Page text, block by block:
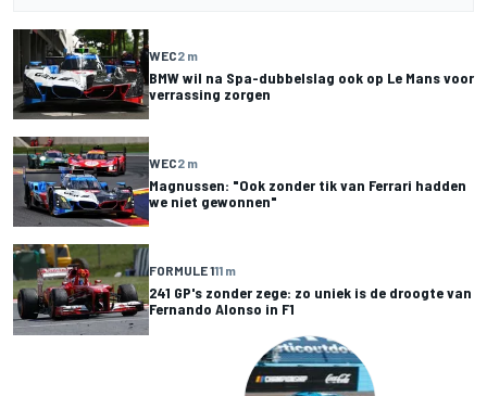
WEC2 m
BMW wil na Spa-dubbelslag ook op Le Mans voor
verrassing zorgen
WEC2 m
Magnussen: "Ook zonder tik van Ferrari hadden
we niet gewonnen"
FORMULE 111 m
241 GP's zonder zege: zo uniek is de droogte van
Fernando Alonso in F1